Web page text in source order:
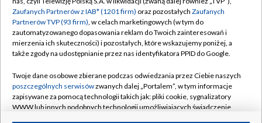
Emisja w TVP
Centrum informacji TVP
Naziemna Telewizja Cyfrowa
Rada Programowa
System NOS
Polityka prywatności
Moje zgody
Pomoc
Kontakt
Zaufanych Partnerów z IAB* (1201 firm) oraz pozostałych Zaufanych
Partnerów TVP (93 firm), w celach marketingowych (w tym do
zautomatyzowanego dopasowania reklam do Twoich zainteresowań i
mierzenia ich skuteczności) i pozostałych, które wskazujemy poniżej, a
także zgody na udostępnianie przez nas identyfikatora PPID do Google.
Twoje dane osobowe zbierane podczas odwiedzania przez Ciebie naszych
poszczególnych serwisówzwanych dalej „Portalem”, w tym informacje
zapisywane za pomocą technologii takich jak: pliki cookie, sygnalizatory
WWW lub innych podobnych technologii umożliwiających świadczenie